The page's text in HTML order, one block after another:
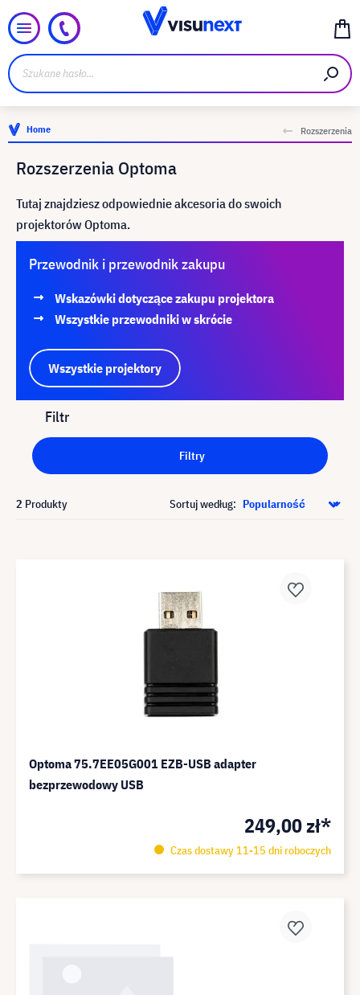
Home Rozszerzenia
Rozszerzenia Optoma
Tutaj znajdziesz odpowiednie akcesoria do swoich
projektorów Optoma.
Przewodnik i przewodnik zakupu
Wskazówki dotyczące zakupu projektora
Wszystkie przewodniki w skrócie
Wszystkie projektory
Filtr
Filtry
2 Produkty Sortuj według:
Optoma 75.7EE05G001 EZB-USB adapter
bezprzewodowy USB
249,00 zł*
Czas dostawy 11-15 dni roboczych